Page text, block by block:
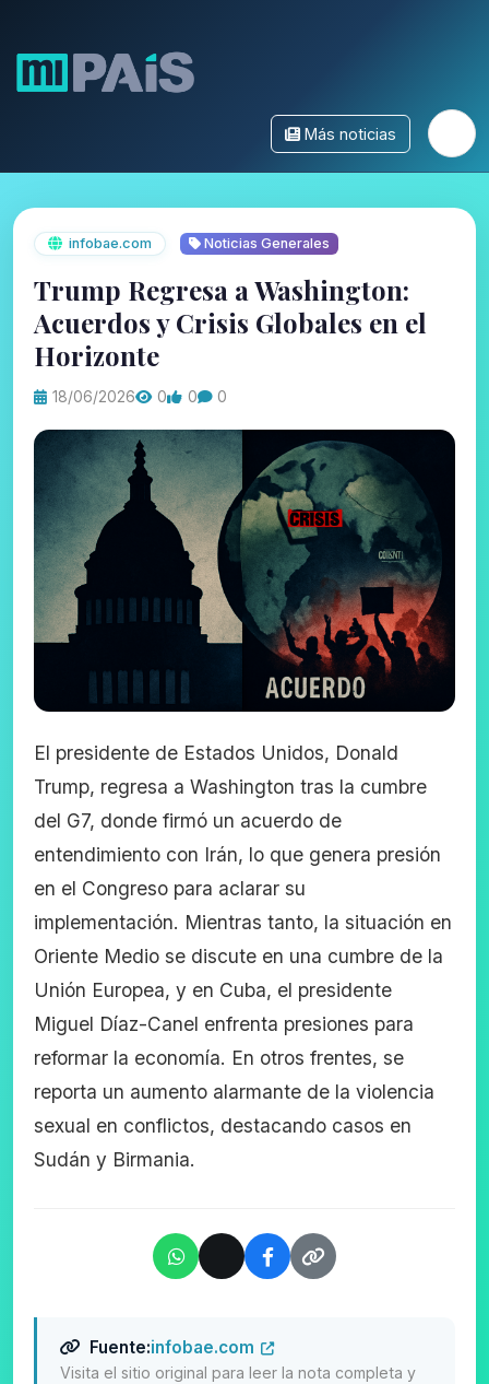
Más noticias
infobae.com Noticias Generales
Trump Regresa a Washington:
Acuerdos y Crisis Globales en el
Horizonte
18/06/2026 0 0 0
El presidente de Estados Unidos, Donald
Trump, regresa a Washington tras la cumbre
del G7, donde firmó un acuerdo de
entendimiento con Irán, lo que genera presión
en el Congreso para aclarar su
implementación. Mientras tanto, la situación en
Oriente Medio se discute en una cumbre de la
Unión Europea, y en Cuba, el presidente
Miguel Díaz-Canel enfrenta presiones para
reformar la economía. En otros frentes, se
reporta un aumento alarmante de la violencia
sexual en conflictos, destacando casos en
Sudán y Birmania.
Fuente:infobae.com
Visita el sitio original para leer la nota completa y